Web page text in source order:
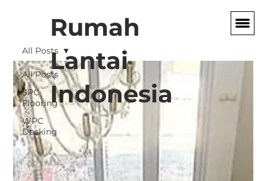
Rumah
Lantai
Indonesia
All Posts
SPC
Flooring
WPC
Decking
All Posts